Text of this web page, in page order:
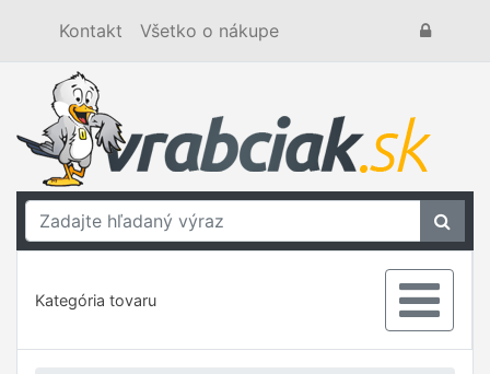
Kontakt Všetko o nákupe
Kategória tovaru